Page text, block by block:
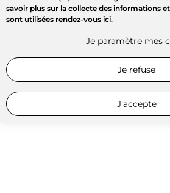
savoir plus sur la collecte des informations
sont utilisées rendez-vous ici.
Je paramètre mes
Je refuse
J'accepte